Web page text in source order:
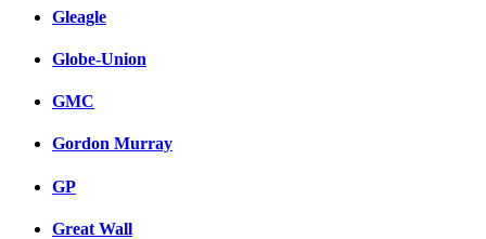
Gleagle
Globe-Union
GMC
Gordon Murray
GP
Great Wall